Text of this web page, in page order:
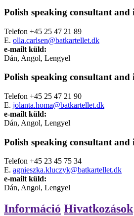
Polish speaking consultant and
Telefon +45 25 47 21 89
E. olla.carlsen@batkartellet.dk
e-mailt küld:
Dán, Angol, Lengyel
Polish speaking consultant and
Telefon +45 25 47 21 90
E. jolanta.homa@batkartellet.dk
e-mailt küld:
Dán, Angol, Lengyel
Polish speaking consultant and
Telefon +45 23 45 75 34
E. agnieszka.kluczyk@batkartellet.dk
e-mailt küld:
Dán, Angol, Lengyel
Információ Hivatkozások